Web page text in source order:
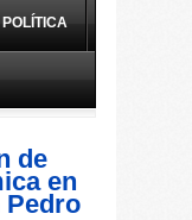
POLÍTICA
de
en
Pedro